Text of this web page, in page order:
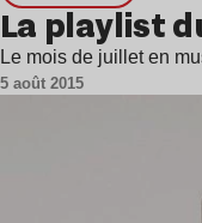
La playlist
Le mois de juillet en
5 août 2015